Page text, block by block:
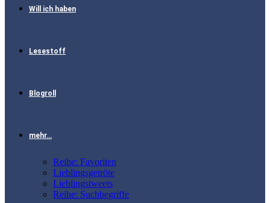
Will ich haben
Lesestoff
Blogroll
mehr…
Reihe: Favoriten
Lieblingsgetröte
Lieblingstweets
Reihe: Suchbegriffe